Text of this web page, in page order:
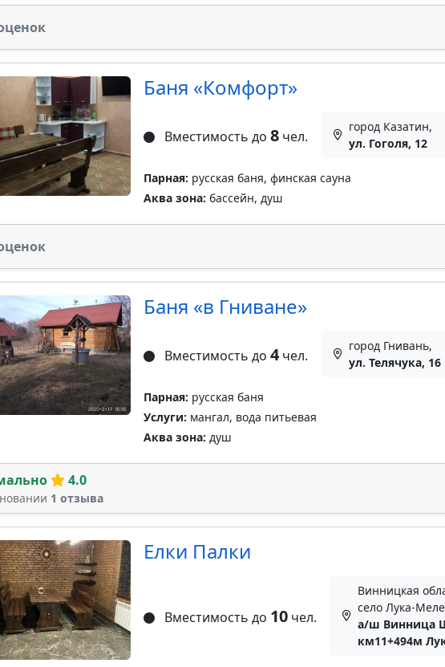
Баня «Комфорт»
Вместимость до 8чел.
город Казатин,
ул. Гоголя, 12
Парная: русская баня, финская сауна
Аква зона: бассейн, душ
Баня «в Гниване»
Вместимость до 4чел.
город Гнивань,
ул. Телячука, 16
Парная: русская баня
Услуги: мангал, вода питьевая
Аква зона: душ
4.0
1 отзыва
Елки Палки
Вместимость до 10чел.
Винницкая
село Лука-
а/ш Винница
км11+494м